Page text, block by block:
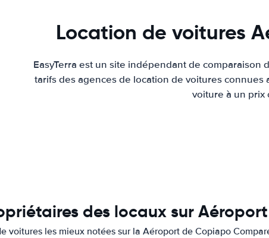
Location de voitures
EasyTerra est un site indépendant de
tarifs des agences de location de voitures
voiture à un prix
des locaux sur
voitures les mieux notées sur la Aéroport de Copiapo